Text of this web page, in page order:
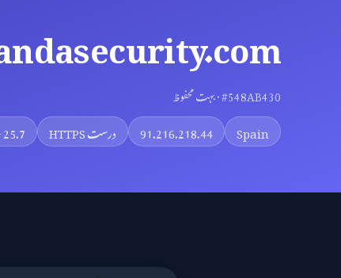
#548AB430 · بہت محفوظ
Spain
91.216.218.44 درست HTTPS 25.7 سال